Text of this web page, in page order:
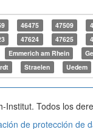
46475 47509
47624 47625
Emmerich am Rhein
Straelen Uedem
Institut. Todos los
de protección de